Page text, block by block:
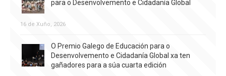
para o Desenvolvemento e Cidadanía Global
16 de Xuño, 2026
O Premio Galego de Educación para o
Desenvolvemento e Cidadanía Global xa ten
gañadores para a súa cuarta edición